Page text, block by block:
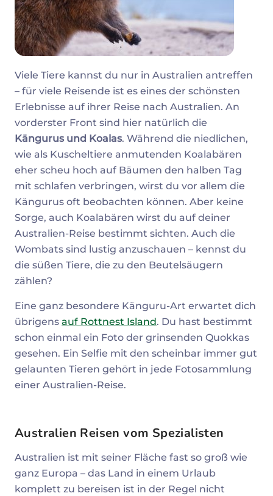
Viele Tiere kannst du nur in Australien antreffen
– für viele Reisende ist es eines der schönsten
Erlebnisse auf ihrer Reise nach Australien. An
vorderster Front sind hier natürlich die
Kängurus und Koalas. Während die niedlichen,
wie als Kuscheltiere anmutenden Koalabären
eher scheu hoch auf Bäumen den halben Tag
mit schlafen verbringen, wirst du vor allem die
Kängurus oft beobachten können. Aber keine
Sorge, auch Koalabären wirst du auf deiner
Australien-Reise bestimmt sichten. Auch die
Wombats sind lustig anzuschauen – kennst du
die süßen Tiere, die zu den Beutelsäugern
zählen?
Eine ganz besondere Känguru-Art erwartet dich
übrigens auf Rottnest Island. Du hast bestimmt
schon einmal ein Foto der grinsenden Quokkas
gesehen. Ein Selfie mit den scheinbar immer gut
gelaunten Tieren gehört in jede Fotosammlung
einer Australien-Reise.
Australien Reisen vom Spezialisten
Australien ist mit seiner Fläche fast so groß wie
ganz Europa – das Land in einem Urlaub
komplett zu bereisen ist in der Regel nicht